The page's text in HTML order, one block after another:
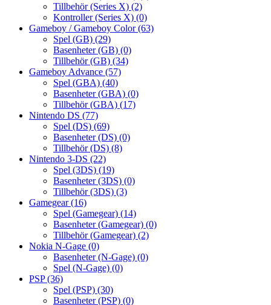
Tillbehör (Series X) (2)
Kontroller (Series X) (0)
Gameboy / Gameboy Color(63)
Spel (GB) (29)
Basenheter (GB) (0)
Tillbehör (GB) (34)
Gameboy Advance (57)
Spel (GBA) (40)
Basenheter (GBA) (0)
Tillbehör (GBA) (17)
Nintendo DS (77)
Spel (DS) (69)
Basenheter (DS) (0)
Tillbehör (DS) (8)
Nintendo 3-DS (22)
Spel (3DS) (19)
Basenheter (3DS) (0)
Tillbehör (3DS) (3)
Gamegear(16)
Spel (Gamegear) (14)
Basenheter (Gamegear) (0)
Tillbehör (Gamegear) (2)
Nokia N-Gage (0)
Basenheter (N-Gage) (0)
Spel (N-Gage) (0)
PSP(36)
Spel (PSP) (30)
Basenheter (PSP) (0)